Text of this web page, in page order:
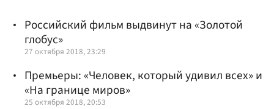
Российский фильм выдвинут на «Золотой
глобус»
27 октября 2018, 23:29
Премьеры: «Человек, который удивил всех» и
«На границе миров»
25 октября 2018, 20:53